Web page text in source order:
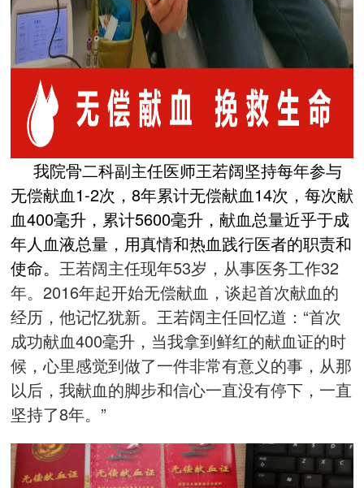
我院骨二科副主任医师王若阔坚持每年参与
无偿献血1-2次，8年累计无偿献血14次，每次献
血400毫升，累计5600毫升，献血总量近乎于成
年人血液总量，用真情和热血践行医者的职责和
使命。 王若阔主任现年53岁，从事医务工作32
年。2016年起开始无偿献血，谈起首次献血的
经历，他记忆犹新。王若阔主任回忆道：“首次
成功献血400毫升，当我拿到鲜红的献血证的时
候，心里感觉到做了一件非常有意义的事，从那
以后，我献血的脚步和信心一直没有停下，一直
坚持了8年。”